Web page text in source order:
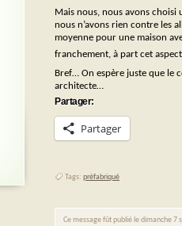
Mais nous, nous avons
nous n’avons rien contre les
moyenne pour une maison
franchement, à part cet
Bref… On espère juste que le
architecte…
Partager:
Partager
Tags: préfabriqué
Ce message fût publié le dimanche